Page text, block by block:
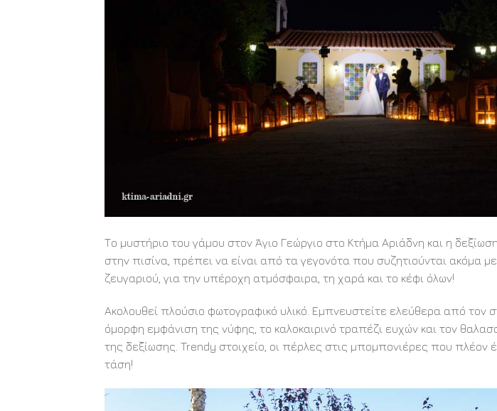
Το μυστήριο του γάμου στον Άγιο Γεώργιο στο Κτήμα Αριάδνη και η
στην πισίνα, πρέπει να είναι από τα γεγονότα που συζητιούνται ακόμα
ζευγαριού, για την υπέροχη ατμόσφαιρα, τη χαρά και το κέφι όλων!
Ακολουθεί πλούσιο φωτογραφικό υλικό. Εμπνευστείτε ελεύθερα από τον
όμορφη εμφάνιση της νύφης, το καλοκαιρινό τραπέζι ευχών και τον
της δεξίωσης. Trendy στοιχείο, οι πέρλες στις μπομπονιέρες που πλέον
τάση!